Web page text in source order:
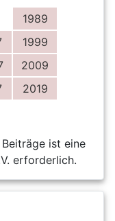
1989
1999
2009
2019
ist eine
erforderlich.